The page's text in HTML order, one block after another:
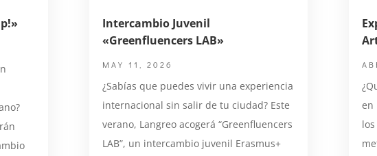
Intercambio Juvenil
«Greenfluencers LAB»
MAY 11, 2026
¿Sabías que puedes vivir una experiencia
internacional sin salir de tu ciudad? Este
verano, Langreo acogerá “Greenfluencers
LAB”, un intercambio juvenil Erasmus+
en